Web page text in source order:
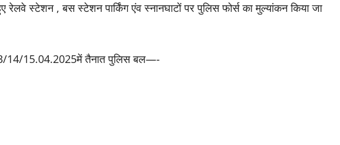
स्टेशन , बस स्टेशन पार्किंग एंव स्नानघाटों पर पुलिस फोर्स का मुल्यांकन किया जा
13/14/15.04.2025में तैनात पुलिस बल—-